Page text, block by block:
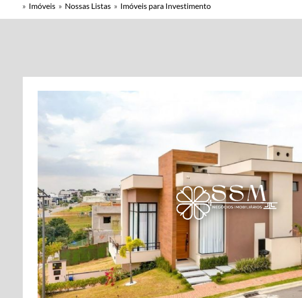
» Imóveis » Nossas Listas » Imóveis para Investimento